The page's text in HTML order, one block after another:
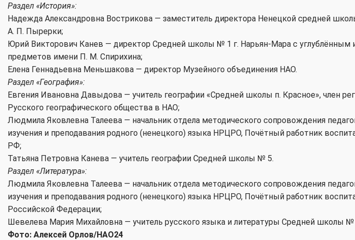
Раздел «История»:
Надежда Александровна Вострикова — заместитель директора Ненецкой средней
А. П. Пырерки;
Юрий Викторович Канев — директор Средней школы № 1 г. Нарьян-Мара с углублённым
предметов имени П. М. Спирихина;
Елена Геннадьевна Меньшакова — директор Музейного объединения НАО.
Раздел «География»:
Евгения Ивановна Давыдова — учитель географии «Средней школы п. Красное», член
Русского географического общества в НАО;
Людмила Яковлевна Талеева — начальник отдела методического сопровождения
изучения и преподавания родного (ненецкого) языка НРЦРО, Почётный работник
РФ;
Татьяна Петровна Канева — учитель географии Средней школы № 5.
Раздел «Литература»:
Людмила Яковлевна Талеева — начальник отдела методического сопровождения
изучения и преподавания родного (ненецкого) языка НРЦРО, Почётный работник
Российской Федерации;
Шевелева Мария Михайловна — учитель русского языка и литературы Средней школы №
Фото: Алексей Орлов/НАО24